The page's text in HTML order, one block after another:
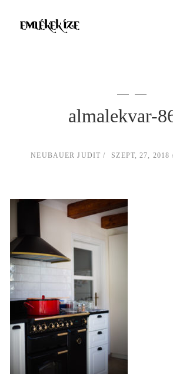
almalekvar-
NEUBAUER JUDIT SZEPT, 27, 2018